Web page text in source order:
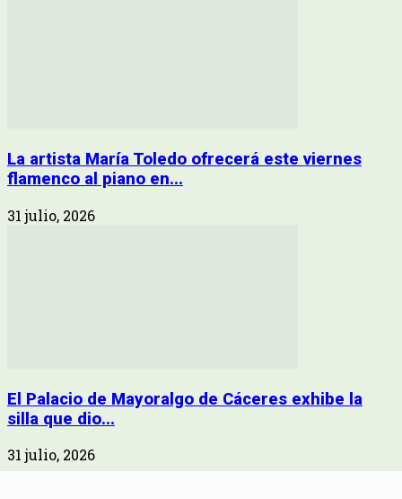
La artista María Toledo ofrecerá este viernes
flamenco al piano en...
31 julio, 2026
El Palacio de Mayoralgo de Cáceres exhibe la
silla que dio...
31 julio, 2026